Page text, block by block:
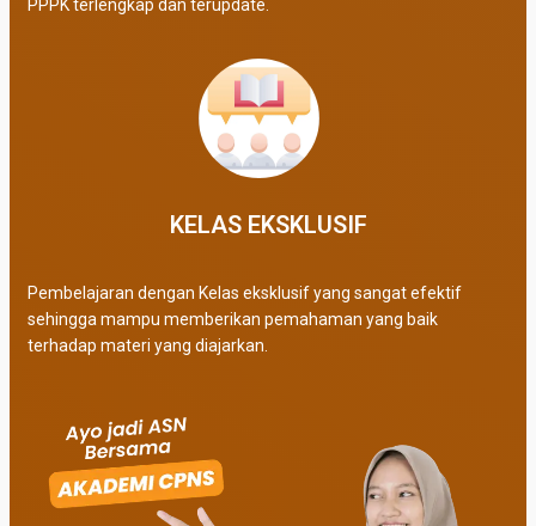
PPPK terlengkap dan terupdate.
KELAS EKSKLUSIF​
Pembelajaran dengan Kelas eksklusif yang sangat efektif
sehingga mampu memberikan pemahaman yang baik
terhadap materi yang diajarkan.